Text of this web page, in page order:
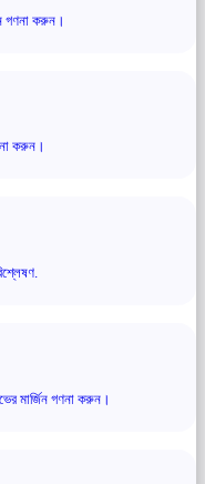
গণনা করুন।
করুন।
মার্জিন গণনা করুন।